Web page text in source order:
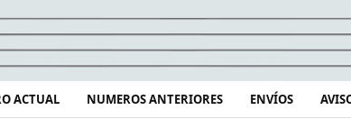
ACTUAL NUMEROS ANTERIORES ENVÍOS